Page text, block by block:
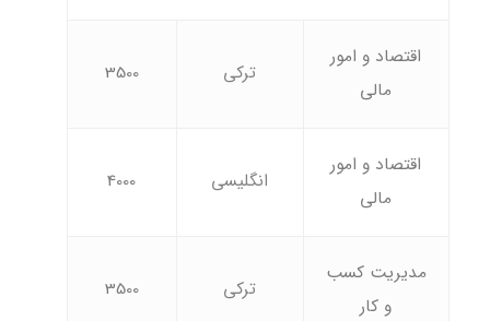
3500 ترکی
اقتصاد و امور
مالی
4000 انگلیسی
اقتصاد و امور
مالی
3500 ترکی
مدیریت کسب
و کار